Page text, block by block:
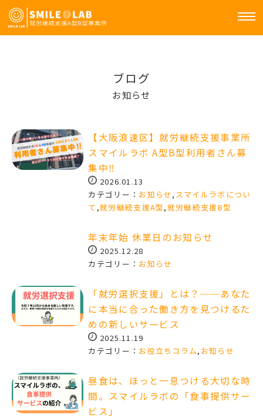
ブログ
お知らせ
【大阪浪速区】就労継続支援事業所
スマイルラボ A型B型利用者さん募
集中‼
2026.01.13
カテゴリー： お知らせ, スマイルラボについ
て ,就労継続支援A型 ,就労継続支援B型
年末年始 休業日のお知らせ
2025.12.28
カテゴリー： お知らせ
「就労選択支援」とは？──あなた
に本当に合った働き方を見つけるた
めの新しいサービス
2025.11.19
カテゴリー： お役立ちコラム, お知らせ
昼食は、ほっと一息つける大切な時
間。スマイルラボの「食事提供サー
ビス」